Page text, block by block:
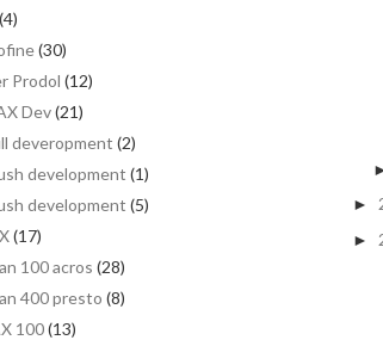
(4)
(30)
Prodol (12)
Dev(21)
deveropment (2)
development (1)
development (5)
(17)
100 acros (28)
400 presto (8)
100(13)
►
►